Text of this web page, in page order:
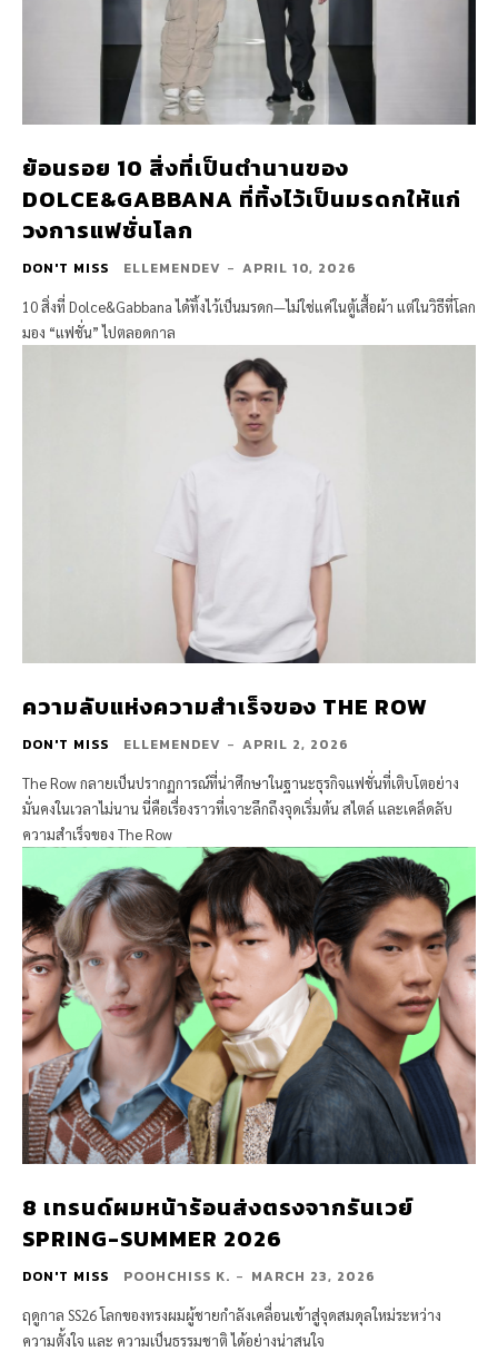
ย้อนรอย 10 สิ่งที่เป็นตำนานของ
DOLCE&GABBANA ที่ทิ้งไว้เป็นมรดกให้แก่
วงการแฟชั่นโลก
DON'T MISS ELLEMENDEV - APRIL 10, 2026
10 สิ่งที่ Dolce&Gabbana ได้ทิ้งไว้เป็นมรดก—ไม่ใช่แค่ในตู้เสื้อผ้า แต่ในวิธีที่โลก
มอง “แฟชั่น” ไปตลอดกาล
ความลับแห่งความสำเร็จของ THE ROW
DON'T MISS ELLEMENDEV - APRIL 2, 2026
The Row กลายเป็นปรากฏการณ์ที่น่าศึกษาในฐานะธุรกิจแฟชั่นที่เติบโตอย่าง
มั่นคงในเวลาไม่นาน นี่คือเรื่องราวที่เจาะลึกถึงจุดเริ่มต้น สไตล์ และเคล็ดลับ
ความสำเร็จของ The Row
8 เทรนด์ผมหน้าร้อนส่งตรงจากรันเวย์
SPRING-SUMMER 2026
DON'T MISS POOHCHISS K. - MARCH 23, 2026
ฤดูกาล SS26 โลกของทรงผมผู้ชายกำลังเคลื่อนเข้าสู่จุดสมดุลใหม่ระหว่าง
ความตั้งใจ และ ความเป็นธรรมชาติ ได้อย่างน่าสนใจ